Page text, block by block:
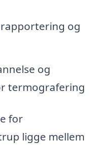
og
og
termografering
for
ligge mellem